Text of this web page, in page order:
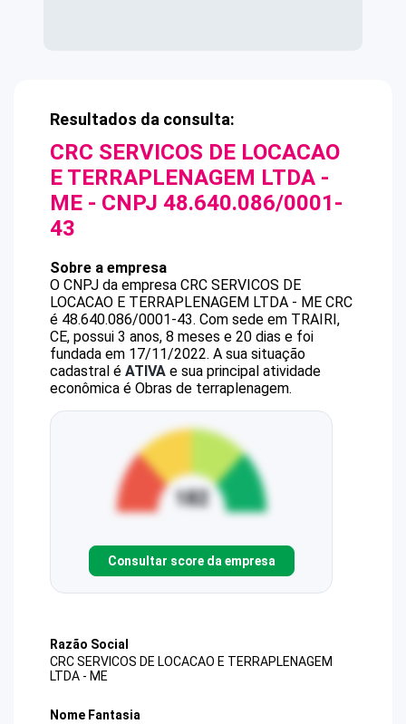
Resultados da consulta:
CRC SERVICOS DE LOCACAO
E TERRAPLENAGEM LTDA -
ME - CNPJ 48.640.086/0001-
43
Sobre a empresa
O CNPJ da empresa CRC SERVICOS DE
LOCACAO E TERRAPLENAGEM LTDA - ME CRC
é 48.640.086/0001-43. Com sede em TRAIRI,
CE, possui 3 anos, 8 meses e 20 dias e foi
fundada em 17/11/2022. A sua situação
cadastral é ATIVA e sua principal atividade
econômica é Obras de terraplenagem.
Consultar score da empresa
Razão Social
CRC SERVICOS DE LOCACAO E TERRAPLENAGEM
LTDA - ME
Nome Fantasia